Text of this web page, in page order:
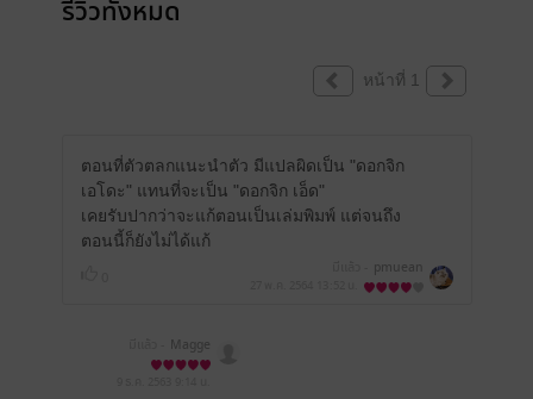
รีวิวทั้งหมด
หน้าที่ 1
ตอนที่ตัวตลกแนะนำตัว มีแปลผิดเป็น "ดอกจิก
เอโดะ" แทนที่จะเป็น "ดอกจิก เอ็ด"
เคยรับปากว่าจะแก้ตอนเป็นเล่มพิมพ์ แต่จนถึง
ตอนนี้ก็ยังไม่ได้แก้
pmuean
Magge